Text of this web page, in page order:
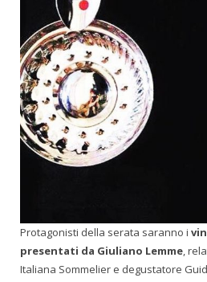
Protagonisti della serata saranno i
presentati da Giuliano Lemme,
Italiana Sommelier e degustatore